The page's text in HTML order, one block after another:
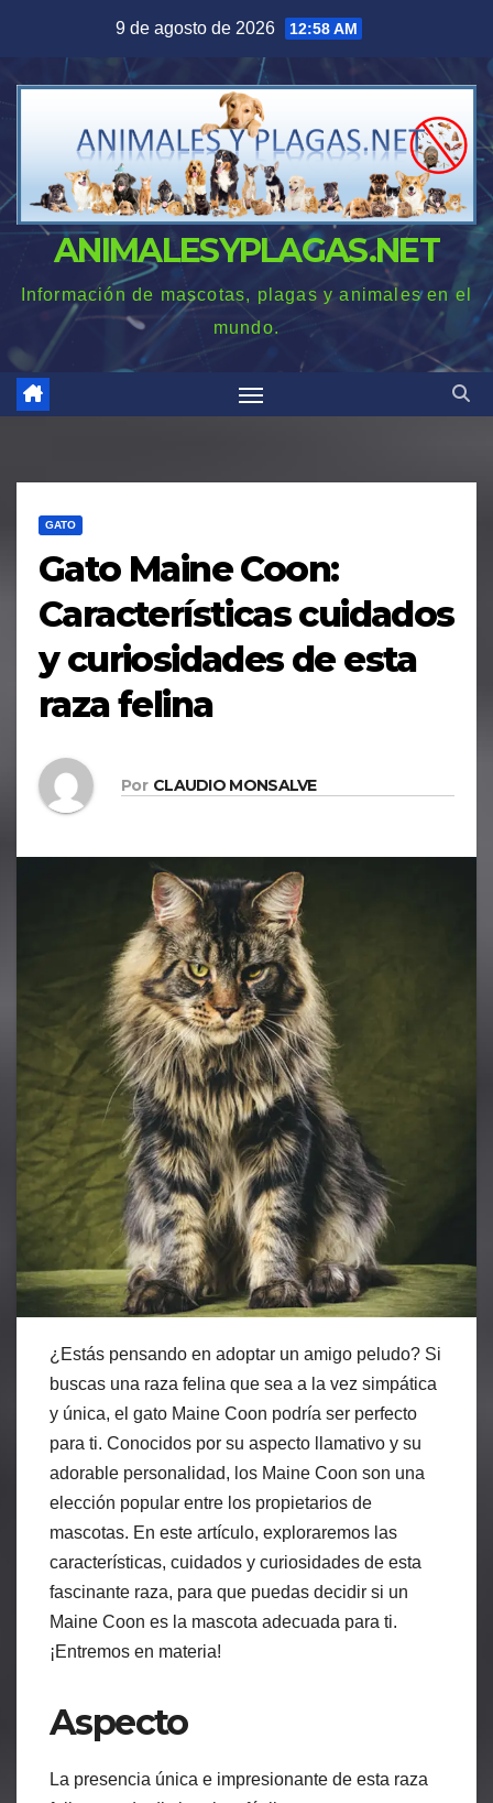
contenido
9 de agosto de 2026 12:58 AM
ANIMALESYPLAGAS.NET
Información de mascotas, plagas y animales en el
mundo.
GATO
Gato Maine Coon:
Características cuidados
y curiosidades de esta
raza felina
Por CLAUDIO MONSALVE
¿Estás pensando en adoptar un amigo peludo? Si
buscas una raza felina que sea a la vez simpática
y única, el gato Maine Coon podría ser perfecto
para ti. Conocidos por su aspecto llamativo y su
adorable personalidad, los Maine Coon son una
elección popular entre los propietarios de
mascotas. En este artículo, exploraremos las
características, cuidados y curiosidades de esta
fascinante raza, para que puedas decidir si un
Maine Coon es la mascota adecuada para ti.
¡Entremos en materia!
Aspecto
La presencia única e impresionante de esta raza